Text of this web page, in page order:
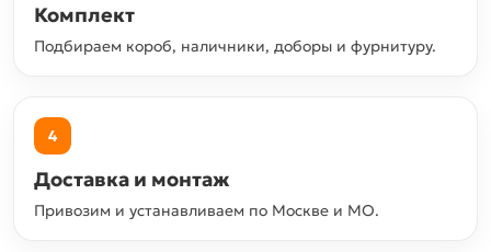
Комплект
Подбираем короб, наличники, доборы и фурнитуру.
4
Доставка и монтаж
Привозим и устанавливаем по Москве и МО.